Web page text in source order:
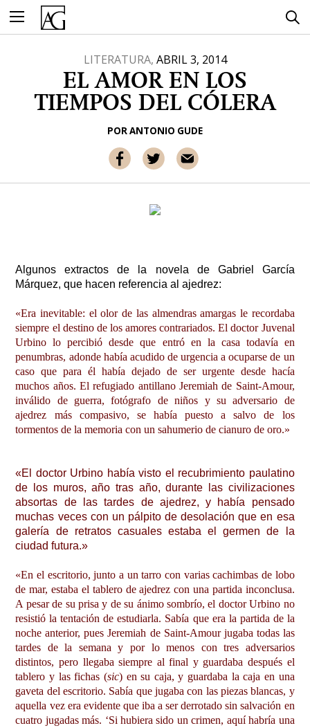
contenido
LITERATURA, ABRIL 3, 2014
EL AMOR EN LOS
TIEMPOS DEL CÓLERA
PORANTONIO GUDE
Algunos extractos de la novela de Gabriel García
Márquez, que hacen referencia al ajedrez:
«Era inevitable: el olor de las almendras amargas le recordaba
siempre el destino de los amores contrariados. El doctor Juvenal
Urbino lo percibió desde que entró en la casa todavía en
penumbras, adonde había acudido de urgencia a ocuparse de un
caso que para él había dejado de ser urgente desde hacía
muchos años. El refugiado antillano Jeremiah de Saint-Amour,
inválido de guerra, fotógrafo de niños y su adversario de
ajedrez más compasivo, se había puesto a salvo de los
tormentos de la memoria con un sahumerio de cianuro de oro.»
«El doctor Urbino había visto el recubrimiento paulatino
de los muros, año tras año, durante las civilizaciones
absortas de las tardes de ajedrez, y había pensado
muchas veces con un pálpito de desolación que en esa
galería de retratos casuales estaba el germen de la
ciudad futura.»
«En el escritorio, junto a un tarro con varias cachimbas de lobo
de mar, estaba el tablero de ajedrez con una partida inconclusa.
A pesar de su prisa y de su ánimo sombrío, el doctor Urbino no
resistió la tentación de estudiarla. Sabía que era la partida de la
noche anterior, pues Jeremiah de Saint-Amour jugaba todas las
tardes de la semana y por lo menos con tres adversarios
distintos, pero llegaba siempre al final y guardaba después el
tablero y las fichas (sic) en su caja, y guardaba la caja en una
gaveta del escritorio. Sabía que jugaba con las piezas blancas, y
aquella vez era evidente que iba a ser derrotado sin salvación en
cuatro jugadas más. ‘Si hubiera sido un crimen, aquí habría una